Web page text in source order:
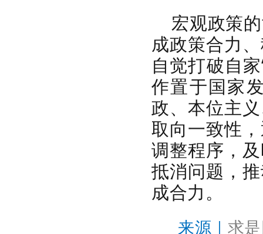
宏观政策
成政策合力
自觉打破自
作置于国家
政、本位主
取向一致性
调整程序，
抵消问题，
成合力。
来源｜ 求